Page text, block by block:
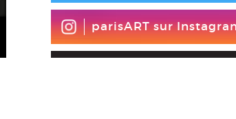
parisART sur